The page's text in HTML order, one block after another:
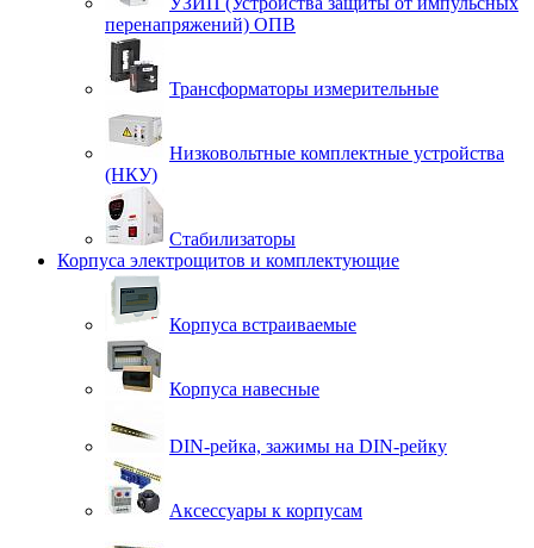
перенапряжений) ОПВ
Трансформаторы измерительные
Низковольтные комплектные устройства
(НКУ)
Стабилизаторы
Корпуса электрощитов и комплектующие
Корпуса встраиваемые
Корпуса навесные
DIN-рейка, зажимы на DIN-рейку
Аксессуары к корпусам